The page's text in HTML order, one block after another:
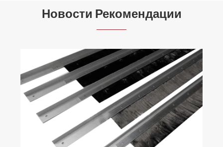
Новости Рекомендации